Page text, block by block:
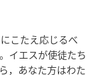
こたえ応じるべ
イエスが使徒たち
，あなた方はわた